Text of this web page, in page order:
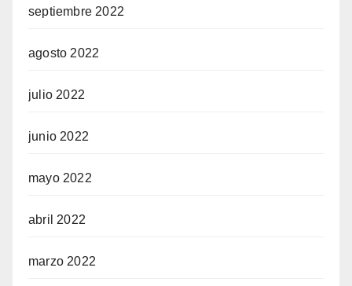
septiembre 2022
agosto 2022
julio 2022
junio 2022
mayo 2022
abril 2022
marzo 2022